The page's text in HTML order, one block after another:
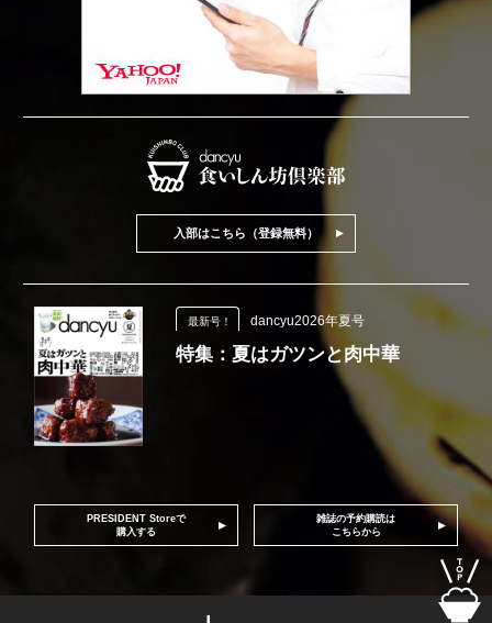
入部はこちら（登録無料）
最新号！ dancyu2026年夏号
特集：夏はガツンと肉中華
PRESIDENT Storeで
購入する
雑誌の予約購読は
こちらから